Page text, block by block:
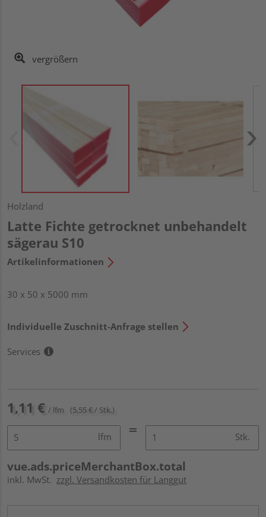
vergrößern
Holzland
Latte Fichte getrocknet unbehandelt
sägerau S10
Artikelinformationen
30 x 50 x 5000 mm
Individuelle Zuschnitt-Anfrage stellen
Services
1,11 € / lfm (5,55 € / Stk.)
lfm Stk.
vue.ads.priceMerchantBox.total
inkl. MwSt. zzgl. Versandkosten für Langgut